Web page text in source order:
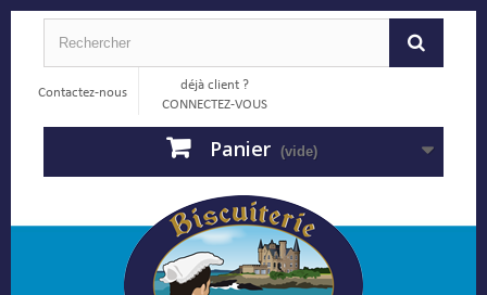
Contactez-nous
déjà client ?
CONNECTEZ-VOUS
Panier (vide)